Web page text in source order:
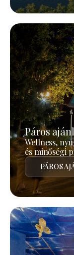
Páros
Wellness,
és minőségi
PÁROS